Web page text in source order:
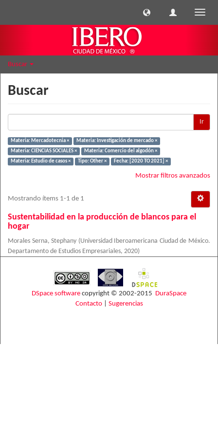
Buscar
Buscar
Ir
Materia: Mercadotecnia ×
Materia: Investigación de mercado ×
Materia: CIENCIAS SOCIALES ×
Materia: Comercio del algodón ×
Materia: Estudio de casos ×
Tipo: Other × Fecha: [2020 TO 2021] ×
Mostrar filtros avanzados
Mostrando ítems 1-1 de 1
Sustentabilidad en la producción de blancos para el
hogar
Morales Serna, Stephany (Universidad Iberoamericana Ciudad de México.
Departamento de Estudios Empresariales, 2020)
DSpace software copyright © 2002-2015 DuraSpace
Contacto| Sugerencias